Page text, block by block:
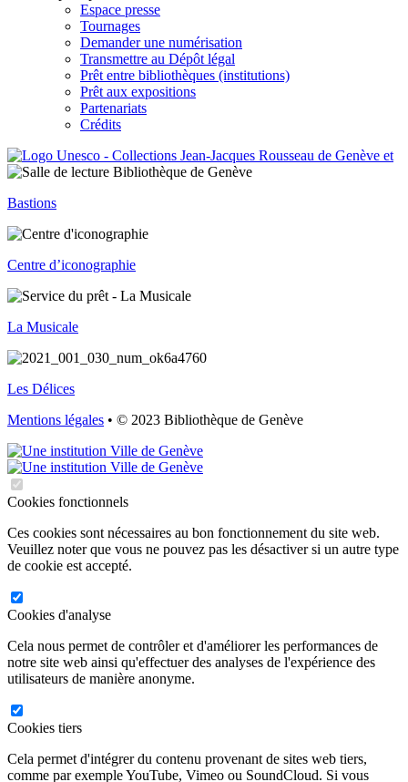
Espace presse
Tournages
Demander une numérisation
Transmettre au Dépôt légal
Prêt entre bibliothèques (institutions)
Prêt aux expositions
Partenariats
Crédits
Bastions
Centre d’iconographie
La Musicale
Les Délices
Mentions légales • © 2023 Bibliothèque de Genève
Cookies fonctionnels
Ces cookies sont nécessaires au bon fonctionnement du site web.
Veuillez noter que vous ne pouvez pas les désactiver si un autre type
de cookie est accepté.
Cookies d'analyse
Cela nous permet de contrôler et d'améliorer les performances de
notre site web ainsi qu'effectuer des analyses de l'expérience des
utilisateurs de manière anonyme.
Cookies tiers
Cela permet d'intégrer du contenu provenant de sites web tiers,
comme par exemple YouTube, Vimeo ou SoundCloud. Si vous